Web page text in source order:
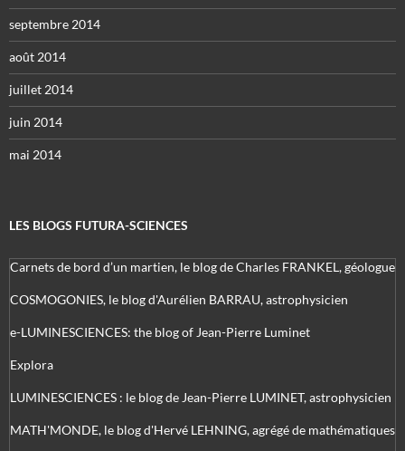
septembre 2014
août 2014
juillet 2014
juin 2014
mai 2014
LES BLOGS FUTURA-SCIENCES
Carnets de bord d’un martien, le blog de Charles FRANKEL, géologue
COSMOGONIES, le blog d'Aurélien BARRAU, astrophysicien
e-LUMINESCIENCES: the blog of Jean-Pierre Luminet
Explora
LUMINESCIENCES : le blog de Jean-Pierre LUMINET, astrophysicien
MATH'MONDE, le blog d'Hervé LEHNING, agrégé de mathématiques